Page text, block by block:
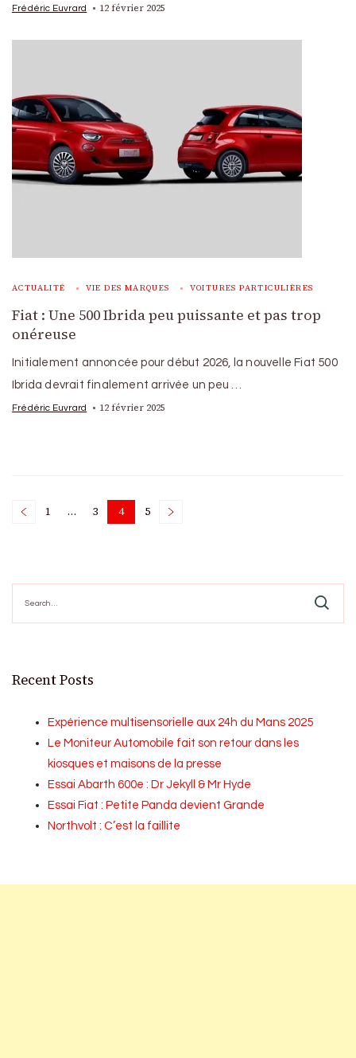
Frédéric Euvrard 12 février 2025
ACTUALITÉ VIE DES MARQUES VOITURES PARTICULIÈRES
Fiat : Une 500 Ibrida peu puissante et pas trop
onéreuse
Initialement annoncée pour début 2026, la nouvelle Fiat 500
Ibrida devrait finalement arrivée un peu …
Frédéric Euvrard 12 février 2025
Posts
Page
1 … Page
3 Page
4 Page
5
for:
Recent Posts
Expérience multisensorielle aux 24h du Mans 2025
Le Moniteur Automobile fait son retour dans les
kiosques et maisons de la presse
Essai Abarth 600e : Dr Jekyll & Mr Hyde
Essai Fiat : Petite Panda devient Grande
Northvolt : C’est la faillite